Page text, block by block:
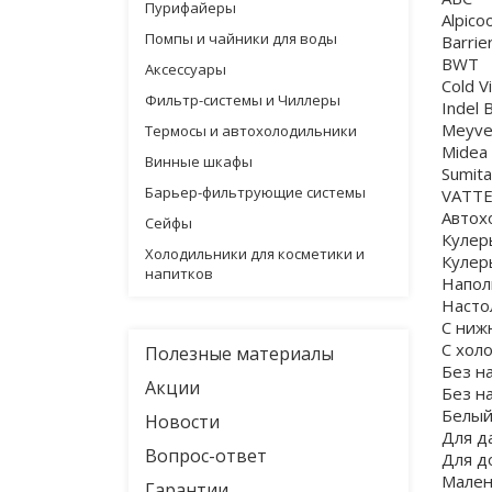
Пурифайеры
Помпы и чайники для воды
Аксессуары
Фильтр-системы и Чиллеры
Термосы и автохолодильники
Винные шкафы
Барьер-фильтрующие системы
Сейфы
Холодильники для косметики и
напитков
Полезные материалы
Акции
Новости
Вопрос-ответ
BWT
Cold
Indel
Midea
С
С
Без
Без
Белый
Для
Для